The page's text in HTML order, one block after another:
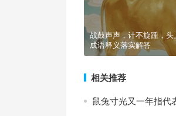
战鼓声声，计不旋踵，
成语释义落实解答
相关推荐
鼠兔寸光又一年指代